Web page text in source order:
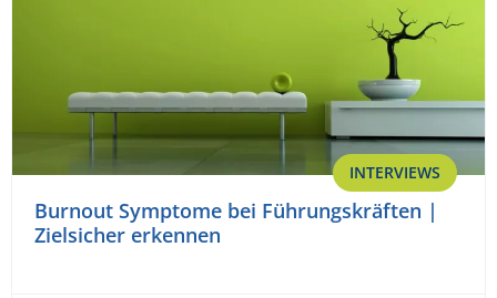
INTERVIEWS
Burnout Symptome bei Führungskräften |
Zielsicher erkennen